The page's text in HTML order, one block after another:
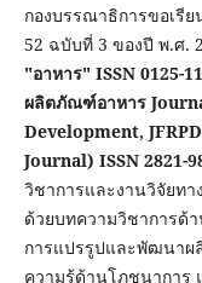
กองบรรณาธิการขอเรี
52 ฉบับที่ 3 ของปี พ.ศ.
"อาหาร" ISSN 0125-
ผลิตภัณฑ์อาหาร
Development,
Journal) ISSN 2821-
วิชาการและงานวิจัยทา
ด้วยบทความวิชาการด้
การแปรรูปและพัฒนาผ
ความรู้ด้านโภชนาการ